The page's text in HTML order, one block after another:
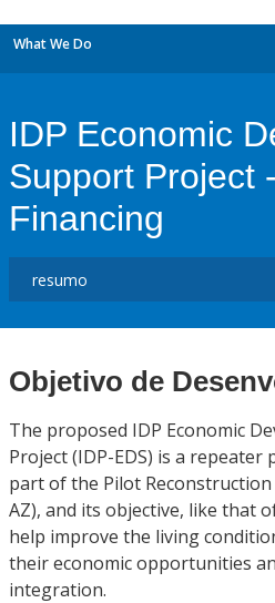
What We Do
IDP Economic
Support Project
Financing
Objetivo de
The proposed IDP Economic
Project (IDP-EDS) is a
part of the Pilot Reconstruction
AZ), and its objective, like that
help improve the living
their economic opportunities
integration.